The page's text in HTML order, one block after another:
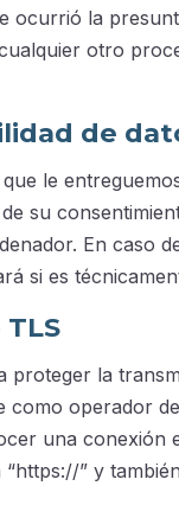
ocurrió la
otro
de
le
su
En caso
si es
proteger la
como operador
una
” y